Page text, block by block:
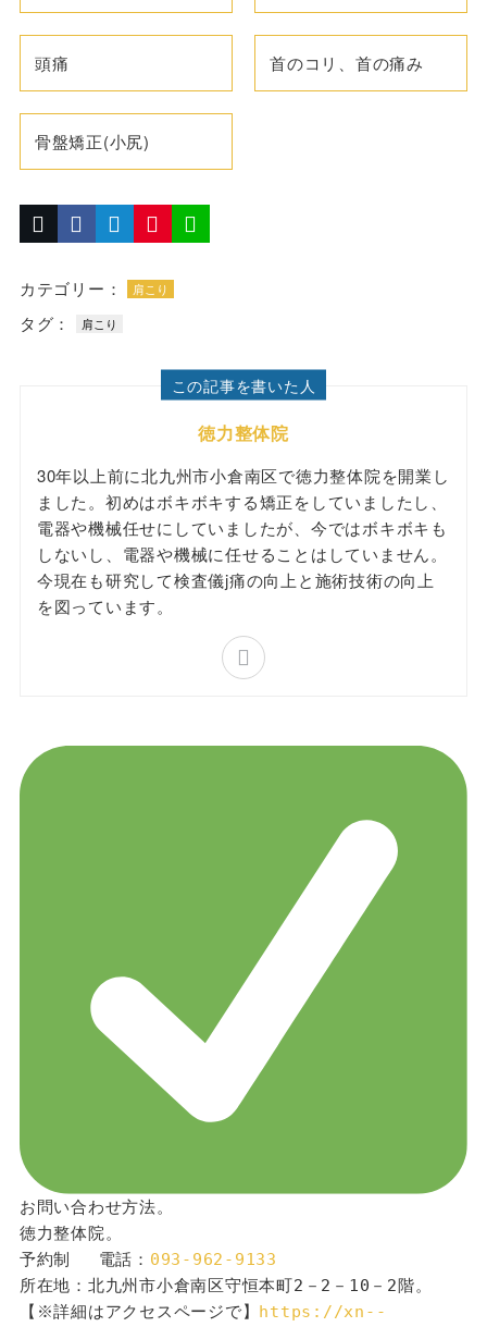
頭痛 首のコリ、首の痛み
骨盤矯正(小尻)
カテゴリー： 肩こり
タグ： 肩こり
この記事を書いた人
徳力整体院
30年以上前に北九州市小倉南区で徳力整体院を開業し
ました。初めはボキボキする矯正をしていましたし、
電器や機械任せにしていましたが、今ではボキボキも
しないし、電器や機械に任せることはしていません。
今現在も研究して検査儀j痛の向上と施術技術の向上
を図っています。
お問い合わせ方法。
徳力整体院。
予約制 　電話： 093-962-9133
所在地：北九州市小倉南区守恒本町2－2－10－2階。
【※詳細はアクセスページで】 https://xn--